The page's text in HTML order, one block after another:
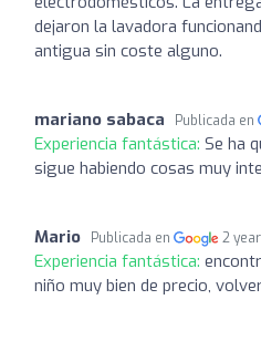
dejaron la lavadora
antigua sin coste alguno.
mariano sabaca Publicada en
Experiencia fantástica: Se ha
sigue habiendo cosas muy
Mario Publicada en 2
Experiencia fantástica:
niño muy bien de precio,